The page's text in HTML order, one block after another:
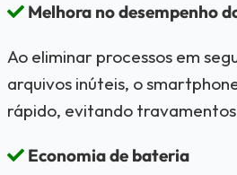
Melhora no desempenho
Ao eliminar processos em
arquivos inúteis, o
rápido, evitando
Economia de bateria